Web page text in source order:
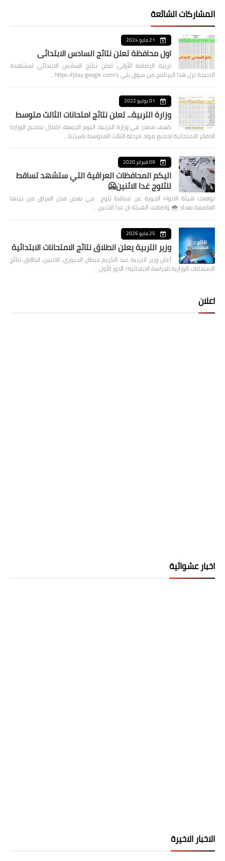
المشاركات الشائعة
21 مايو 2024
اول محافظة تعلن نتائج السادس الابتدائي
تربية الرصافة الأولى تعلن نتائج السادس الابتدائي لمشاهدة
النتيجة نزل هذا البرنامج من سوق بلي https://play.google.com/s…
01 يوليو 2022
وزارة التربية... تعلن نتائج امتحانات الثالث متوسط
كشف مصدر في وزارة التربية، اليوم الجمعة، اكمال تصحيح الوزارة
الدفاتر الامتحانية لجميع مواد مرحلة الثالث المتوسط باستثنا…
09 فبراير 2020
اليكم المحافظات العراقية التي ستشهد تساقط
للثلوج غدا الاثنين🥶
توقعت هيئة الانواء الجوية عن تساقط ثلوج في بعض مدن العراق من بينها
العاصمة بغداد ⁦🌨️⁩ واضافت الهيئة ان غدا الاثنين …
25 مايو 2026
وزير التربية يعلن انطلاق نتائج الامتحانات الابتدائية
أعلن وزير التربية عبد الكريم عبطان الجبوري، الاثنين، انطلاق نتائج
الامتحانات الوزارية للدراسة الابتدائية/ الدور الأول…
اعلان
اخبار عشوائية
الاخبار الاخيرة